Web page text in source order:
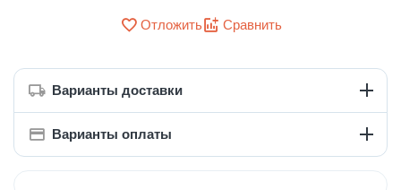
Отложить Сравнить
Варианты доставки
Варианты оплаты